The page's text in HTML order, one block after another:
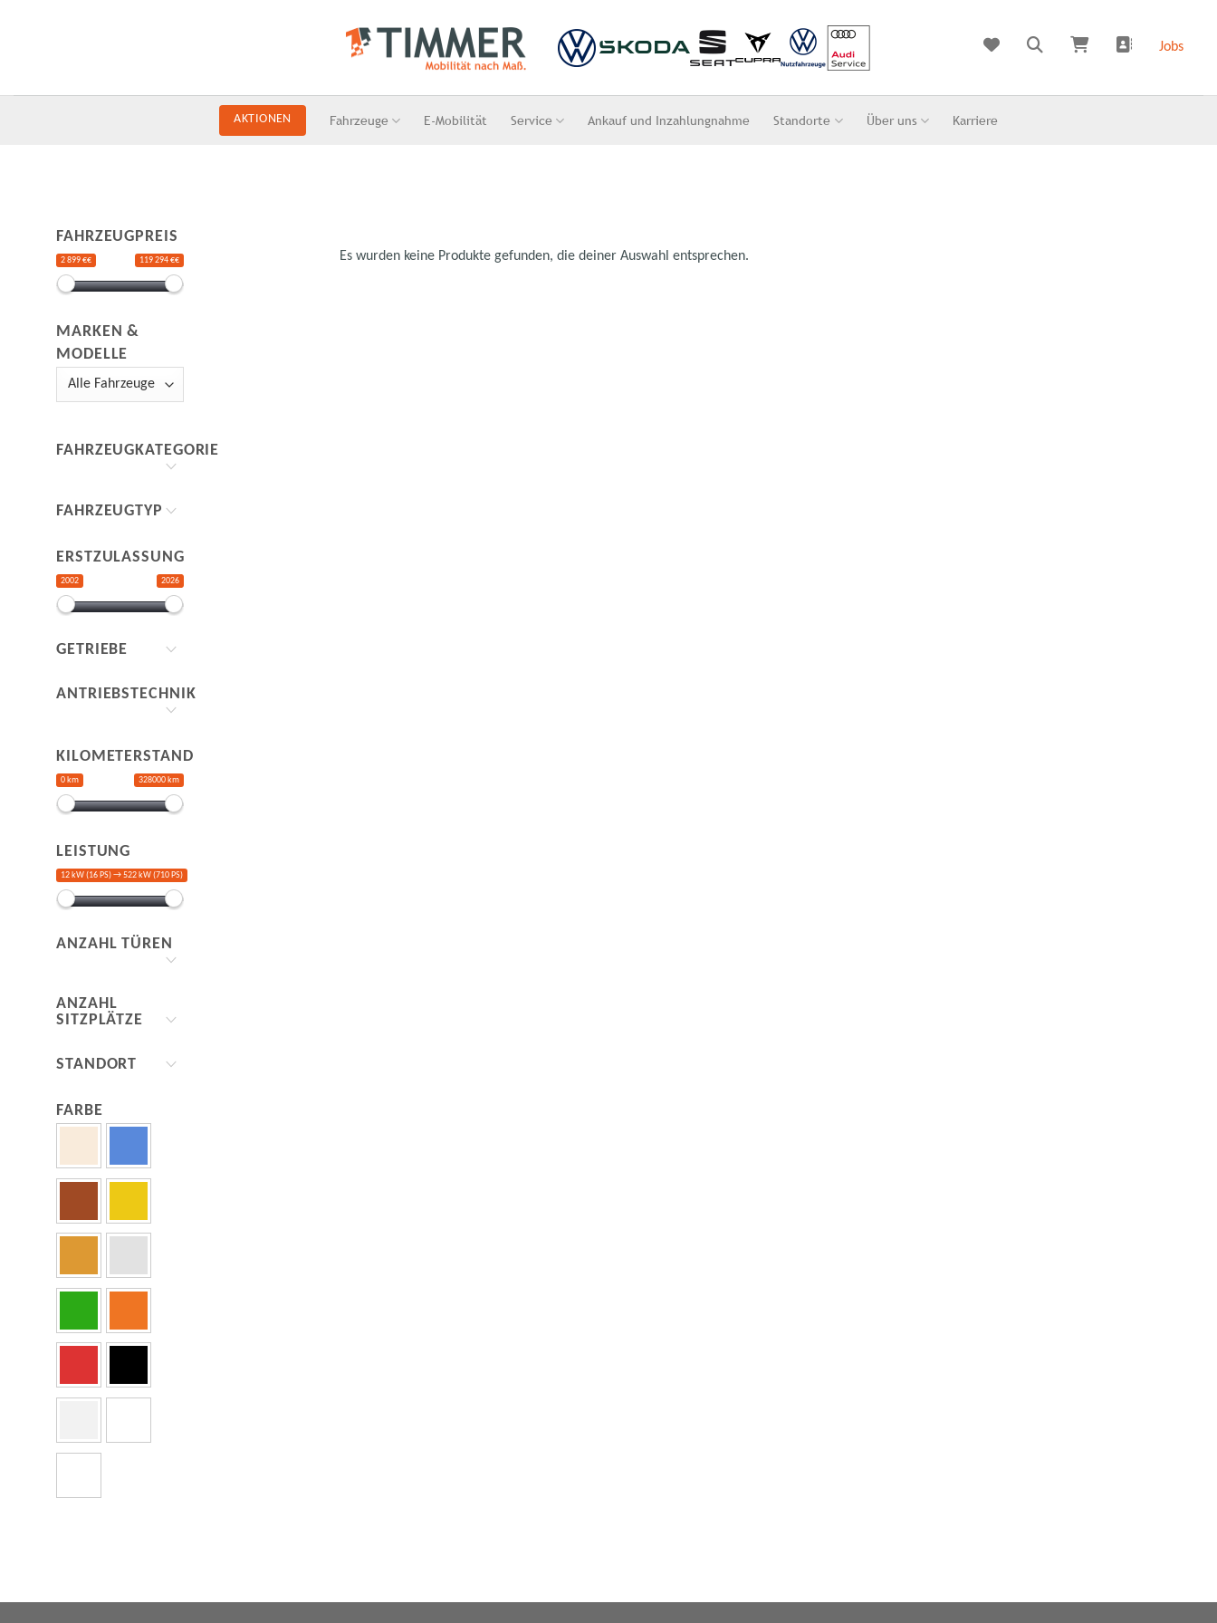
Jobs
AKTIONEN Fahrzeuge E-Mobilität Service Ankauf und Inzahlungnahme Standorte Über uns Karriere
FAHRZEUGPREIS
2 899 €€ 119 294 €€
MARKEN &
MODELLE
FAHRZEUGKATEGORIE
FAHRZEUGTYP
ERSTZULASSUNG
2002 2026
GETRIEBE
ANTRIEBSTECHNIK
KILOMETERSTAND
0 km 328000 km
LEISTUNG
12 kW (16 PS) →522 kW (710 PS)
ANZAHL TÜREN
ANZAHL
SITZPLÄTZE
STANDORT
FARBE
Es wurden keine Produkte gefunden, die deiner Auswahl entsprechen.